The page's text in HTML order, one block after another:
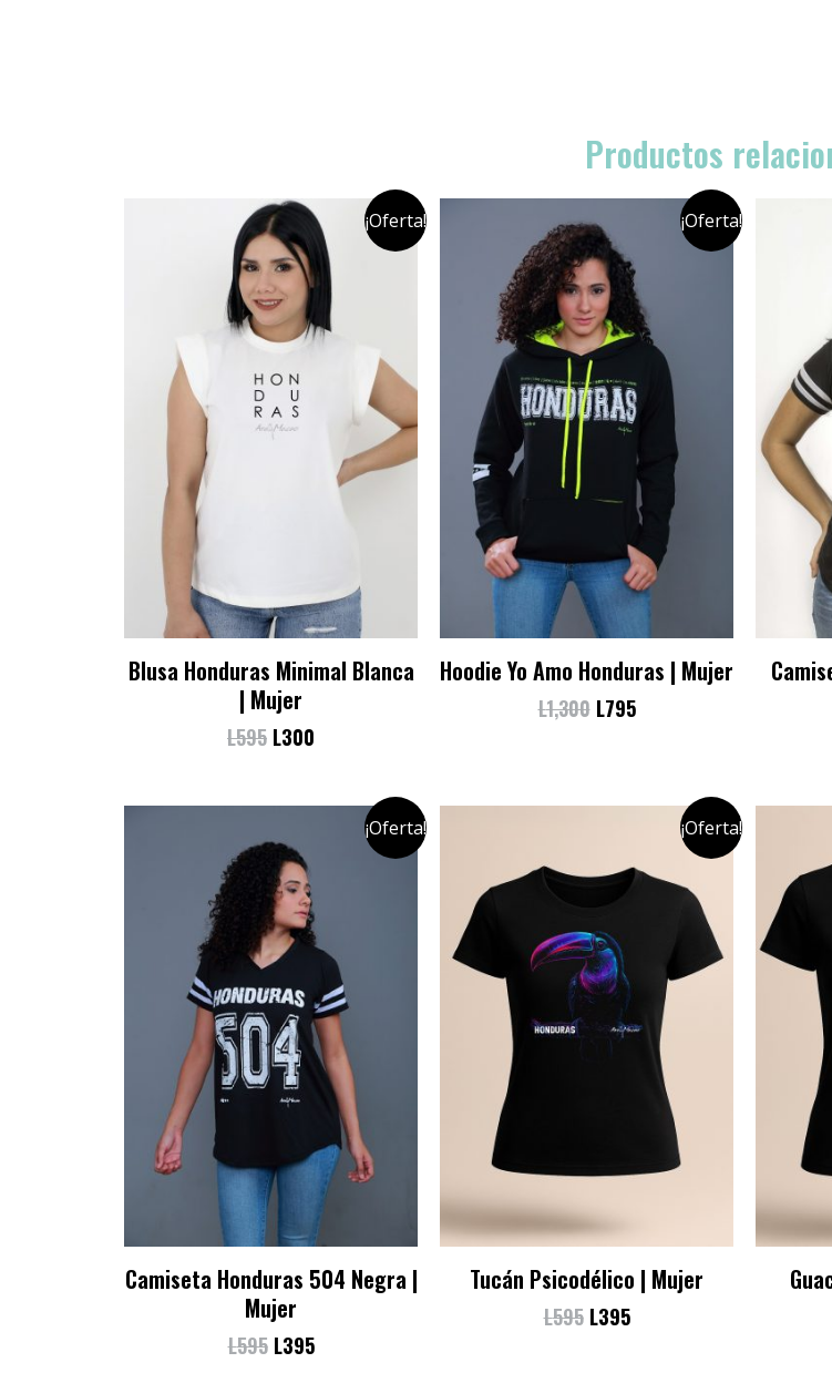
Productos
¡Oferta!
Blusa Honduras Minimal Blanca
| Mujer
L595 L300
¡Oferta!
Hoodie Yo Amo Honduras | Mujer
L1,300 L795
¡Oferta!
Camiseta Honduras 504 Negra |
Mujer
L595 L395
¡Oferta!
Tucán Psicodélico | Mujer
L595 L395